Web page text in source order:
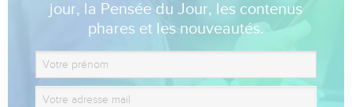
jour, la Pensée du Jour, les contenus
phares et les nouveautés.